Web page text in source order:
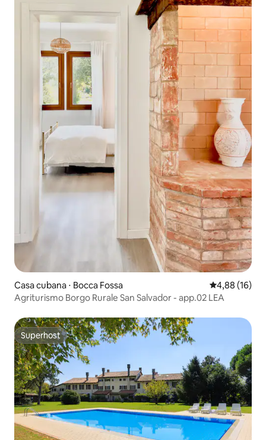
Casa cubana ⋅ Bocca Fossa 4,88 de uma
4,88 (16)
Agriturismo Borgo Rurale San Salvador - app.02 LEA
Superhost
Superhost